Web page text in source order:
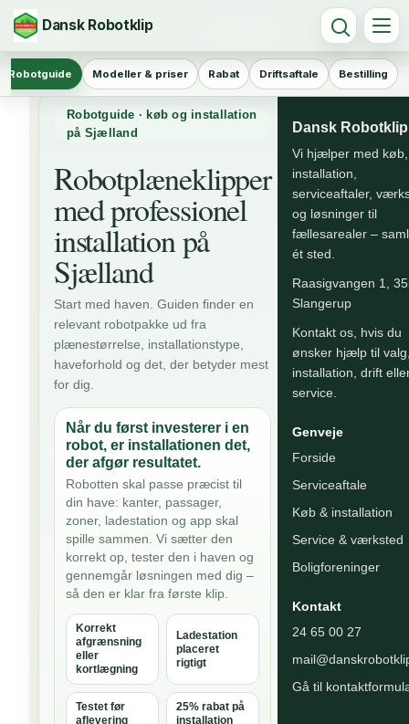
Køb
Dansk Robotklip
Robotguide Modeller & priser Rabat Driftsaftale Bestilling
Robotguide · køb og installation
på Sjælland
Robotplæneklipper
med professionel
installation på
Sjælland
Start med haven. Guiden finder en
relevant robotpakke ud fra
plænestørrelse, installationstype,
haveforhold og det, der betyder mest
for dig.
Når du først investerer i en
robot, er installationen det,
der afgør resultatet.
Robotten skal passe præcist til
din have: kanter, passager,
zoner, ladestation og app skal
spille sammen. Vi sætter den
korrekt op, tester den i haven og
gennemgår løsningen med dig –
så den er klar fra første klip.
Korrekt
afgrænsning
eller
kortlægning
Ladestation
placeret
rigtigt
Testet før
aflevering
25% rabat på
installation
Dansk Robotklip
Vi hjælper med køb,
installation,
serviceaftaler,
og løsninger til
fællesarealer –
ét sted.
Raasigvangen 1,
Slangerup
Kontakt os, hvis du
ønsker hjælp til
installation, drift
service.
Genveje
Forside
Serviceaftale
Køb & installation
Service & værksted
Boligforeninger
Kontakt
24 65 00 27
Gå til